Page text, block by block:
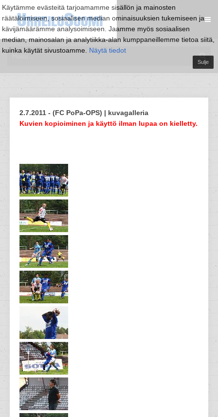
Käytämme evästeitä tarjoamamme sisällön ja mainosten
räätälöimiseen, sosiaalisen median ominaisuuksien tukemiseen ja
kävijämäärämme analysoimiseen. Jaamme myös sosiaalisen
median, mainosalan ja analytiikka-alan kumppaneillemme tietoa siitä,
kuinka käytät sivustoamme. Näytä tiedot
Sulje
2.7.2011 - (FC PoPa-OPS) | kuvagalleria
Kuvien kopioiminen ja käyttö ilman lupaa on kielletty.